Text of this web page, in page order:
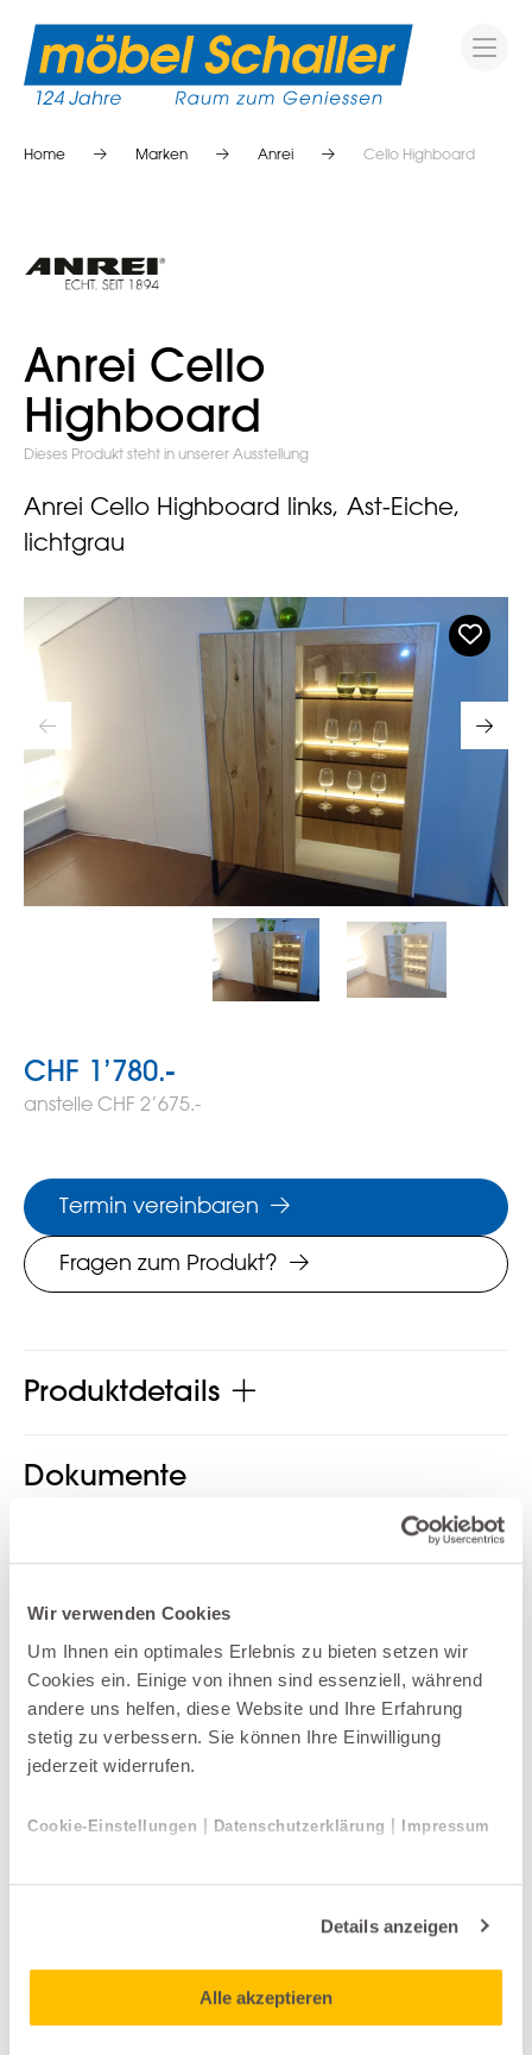
Wir verwenden Cookies
Um Ihnen ein optimales Erlebnis zu bieten setzen wir
Cookies ein. Einige von ihnen sind essenziell, während
andere uns helfen, diese Website und Ihre Erfahrung
stetig zu verbessern. Sie können Ihre Einwilligung
jederzeit widerrufen.
Cookie-Einstellungen | Datenschutzerklärung | Impressum
Details anzeigen
Alle akzeptieren
Home Marken Anrei Cello Highboard
Anrei Cello
Highboard
Dieses Produkt steht in unserer Ausstellung
Anrei Cello Highboard links, Ast-Eiche,
lichtgrau
CHF 1’780.-
anstelle CHF 2’675.-
Termin vereinbaren
Fragen zum Produkt?
Produktdetails
Dokumente